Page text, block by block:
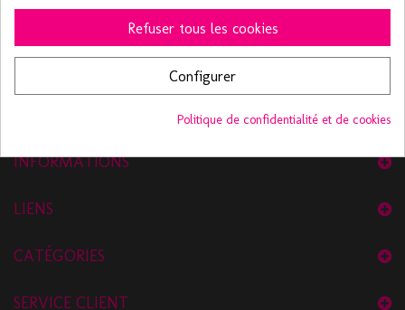
INFORMATIONS
LIENS
CATÉGORIES
SERVICE CLIENT
Refuser tous les cookies
Configurer
Politique de confidentialité et de cookies